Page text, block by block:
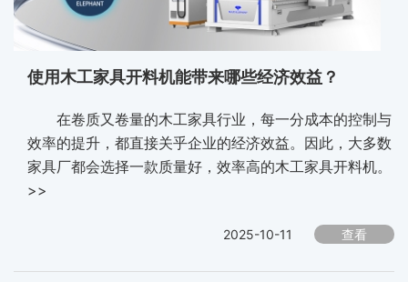
使用木工家具开料机能带来哪些经济效益？
在卷质又卷量的木工家具行业，每一分成本的控制与
效率的提升，都直接关乎企业的经济效益。因此，大多数
家具厂都会选择一款质量好，效率高的木工家具开料机。
>>
2025-10-11 查看